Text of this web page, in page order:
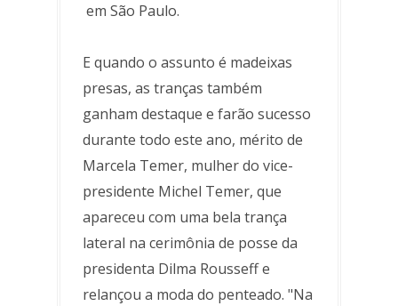
em São Paulo.
E quando o assunto é madeixas
presas, as tranças também
ganham destaque e farão sucesso
durante todo este ano, mérito de
Marcela Temer, mulher do vice-
presidente Michel Temer, que
apareceu com uma bela trança
lateral na cerimônia de posse da
presidenta Dilma Rousseff e
relançou a moda do penteado. "Na